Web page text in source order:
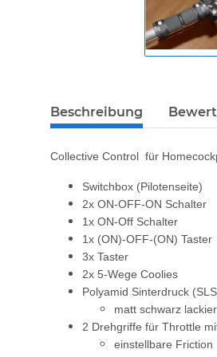
Beschreibung
Collective Control für
Switchbox (Pilotenseite)
2x ON-OFF-ON Schalter
1x ON-Off Schalter
1x (ON)-OFF-(ON) Taster
3x Taster
2x 5-Wege Coolies
Polyamid Sinterdruck
matt schwarz
2 Drehgriffe für Throttle
einstellbare Friction